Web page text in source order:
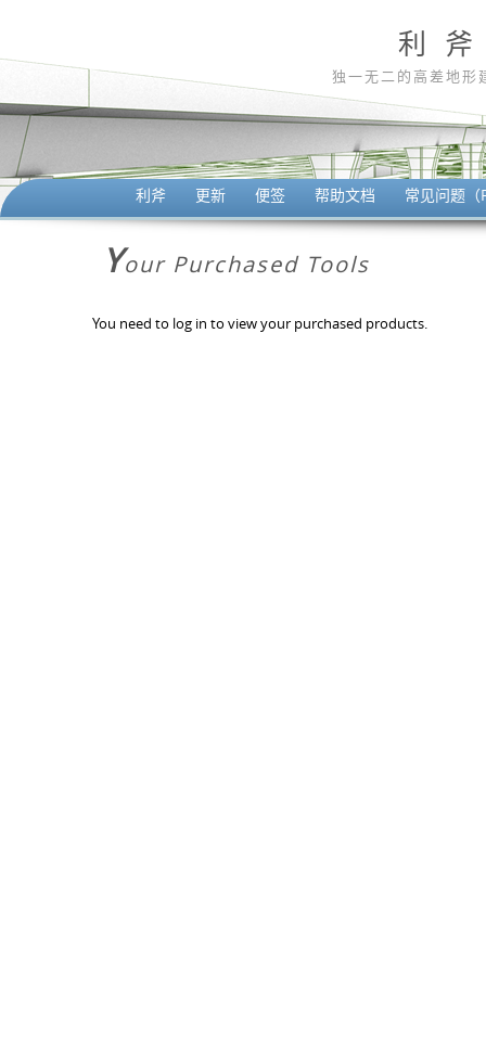
利 斧
独一无二的高差地形
利斧 更新 便签 帮助文档 常见问题（
YOur Purchased Tools
You need to log in to view your purchased products.